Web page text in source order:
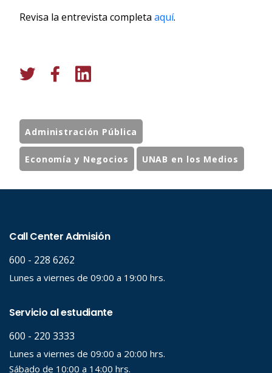
Revisa la entrevista completa aquí.
Administración Pública
Economía y Negocios UNAB en los Medios